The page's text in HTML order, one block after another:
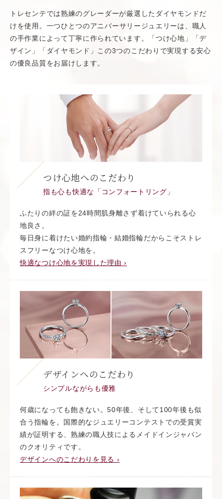
トレセンテでは熟練のグレーダーが厳選したダイヤモンドだ
けを使用。一つひとつのアニバーサリージュエリーは、職人
の手作業によって丁寧に作られています。「つけ心地」「デ
ザイン」「ダイヤモンド」この3つのこだわりで実現する安心
の優良品質をお届けします。
つけ心地へのこだわり
指も心も快適な「コンフォートリング」
ふたりの絆の証を24時間肌身離さず着けていられる心
地良さ。
毎日身に着けたい婚約指輪・結婚指輪だからこそストレ
スフリーなつけ心地を。
快適なつけ心地を実現した理由 ›
デザインへのこだわり
シンプルながらも優雅
何歳になっても飽きない。50年後、そして100年後も似
合う指輪を。国際的なジュエリーコンテストでの受賞実
績が証明する、熟練の職人技によるメイドインジャパン
のクオリティです。
デザインへのこだわりを見る ›